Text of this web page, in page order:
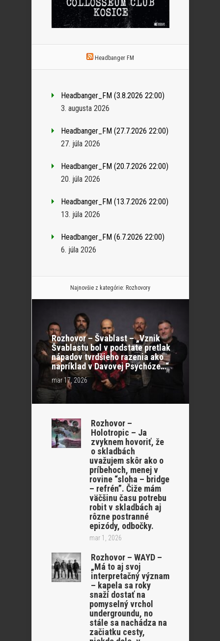
Headbanger FM
Headbanger_FM (3.8.2026 22:00)
3. augusta 2026
Headbanger_FM (27.7.2026 22:00)
27. júla 2026
Headbanger_FM (20.7.2026 22:00)
20. júla 2026
Headbanger_FM (13.7.2026 22:00)
13. júla 2026
Headbanger_FM (6.7.2026 22:00)
6. júla 2026
Najnovšie z kategórie: Rozhovory
Rozhovor – Švablast – „Vznik
Švablastu bol v podstate pretlak
nápadov tvrdšieho razenia ako
napríklad v Davovej Psychóze…“
mar 17, 2026
Rozhovor –
Holotropic – Ja
zvyknem hovoriť, že
o skladbách
uvažujem skôr ako o
príbehoch, menej v
rovine “sloha – bridge
– refrén”. Čiže mám
väčšinu času potrebu
robit v skladbách aj
rôzne postranné
epizódy, odbočky.
mar 1, 2026
Rozhovor – WAYD –
„Má to aj svoj
interpretačný význam
– kapela sa roky
snaží dostať na
pomyselný vrchol
undergroundu, no
stále sa nachádza na
začiatku cesty,